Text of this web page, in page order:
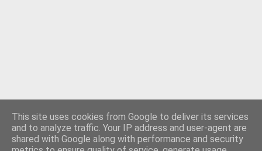
Använder Blogger
This site uses cookies from Google to deliver its services
and to analyze traffic. Your IP address and user-agent are
shared with Google along with performance and security